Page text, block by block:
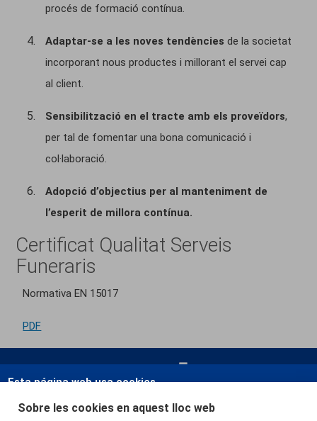
procés de formació contínua.
Adaptar-se a les noves tendències de la societat
incorporant nous productes i millorant el servei cap
al client.
Sensibilització en el tracte amb els proveïdors,
per tal de fomentar una bona comunicació i
col·laboració.
Adopció d’objectius per al manteniment de
l’esperit de millora contínua.
Certificat Qualitat Serveis
Funeraris
Normativa EN 15017
PDF
Sobre les cookies en aquest lloc web
Esta página web usa cookies.
Las cookies de este sitio web se usan para personalizar el contenido y